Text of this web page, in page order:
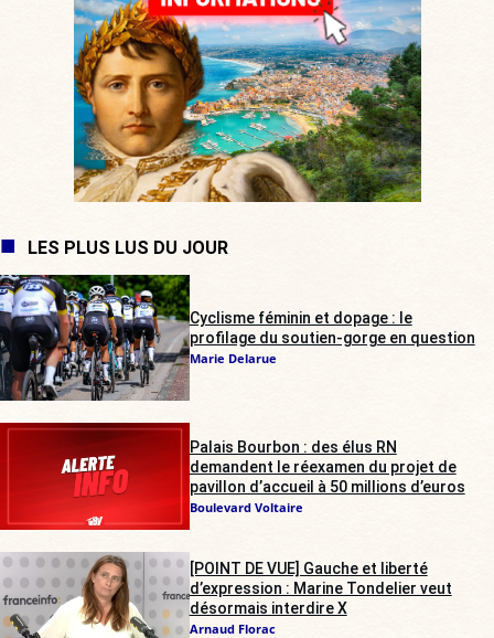
LES PLUS LUS DU JOUR
Cyclisme féminin et dopage : le
profilage du soutien-gorge en question
Marie Delarue
Palais Bourbon : des élus RN
demandent le réexamen du projet de
pavillon d’accueil à 50 millions d’euros
Boulevard Voltaire
[POINT DE VUE] Gauche et liberté
d’expression : Marine Tondelier veut
désormais interdire X
Arnaud Florac